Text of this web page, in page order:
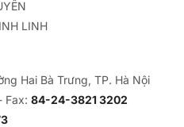
LINH
Hai Bà Trưng, TP. Hà Nội
Fax: 84-24-3821 3202